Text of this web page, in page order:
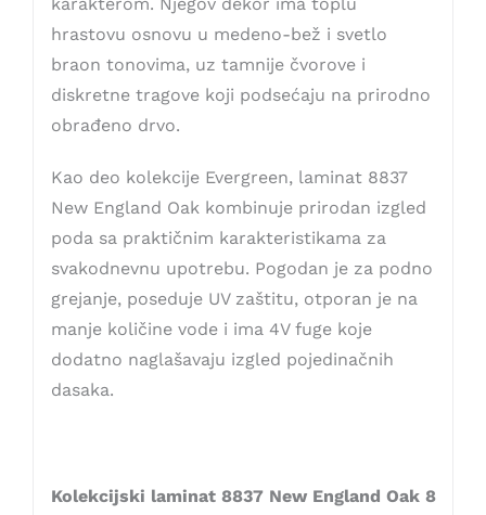
karakterom. Njegov dekor ima toplu
hrastovu osnovu u medeno-bež i svetlo
braon tonovima, uz tamnije čvorove i
diskretne tragove koji podsećaju na prirodno
obrađeno drvo.
Kao deo kolekcije Evergreen, laminat 8837
New England Oak kombinuje prirodan izgled
poda sa praktičnim karakteristikama za
svakodnevnu upotrebu. Pogodan je za podno
grejanje, poseduje UV zaštitu, otporan je na
manje količine vode i ima 4V fuge koje
dodatno naglašavaju izgled pojedinačnih
dasaka.
Kolekcijski laminat 8837 New England Oak 8